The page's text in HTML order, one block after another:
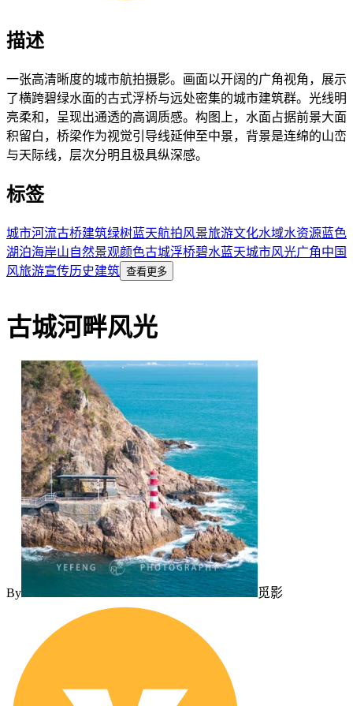
描述
一张高清晰度的城市航拍摄影。画面以开阔的广角视角，展示
了横跨碧绿水面的古式浮桥与远处密集的城市建筑群。光线明
亮柔和，呈现出通透的高调质感。构图上，水面占据前景大面
积留白，桥梁作为视觉引导线延伸至中景，背景是连绵的山峦
与天际线，层次分明且极具纵深感。
标签
城市河流古桥建筑绿树蓝天航拍风景旅游文化水域水资源蓝色
湖泊海岸山自然景观颜色古城浮桥碧水蓝天城市风光广角中国
风旅游宣传历史建筑 查看更多
古城河畔风光
By 觅影